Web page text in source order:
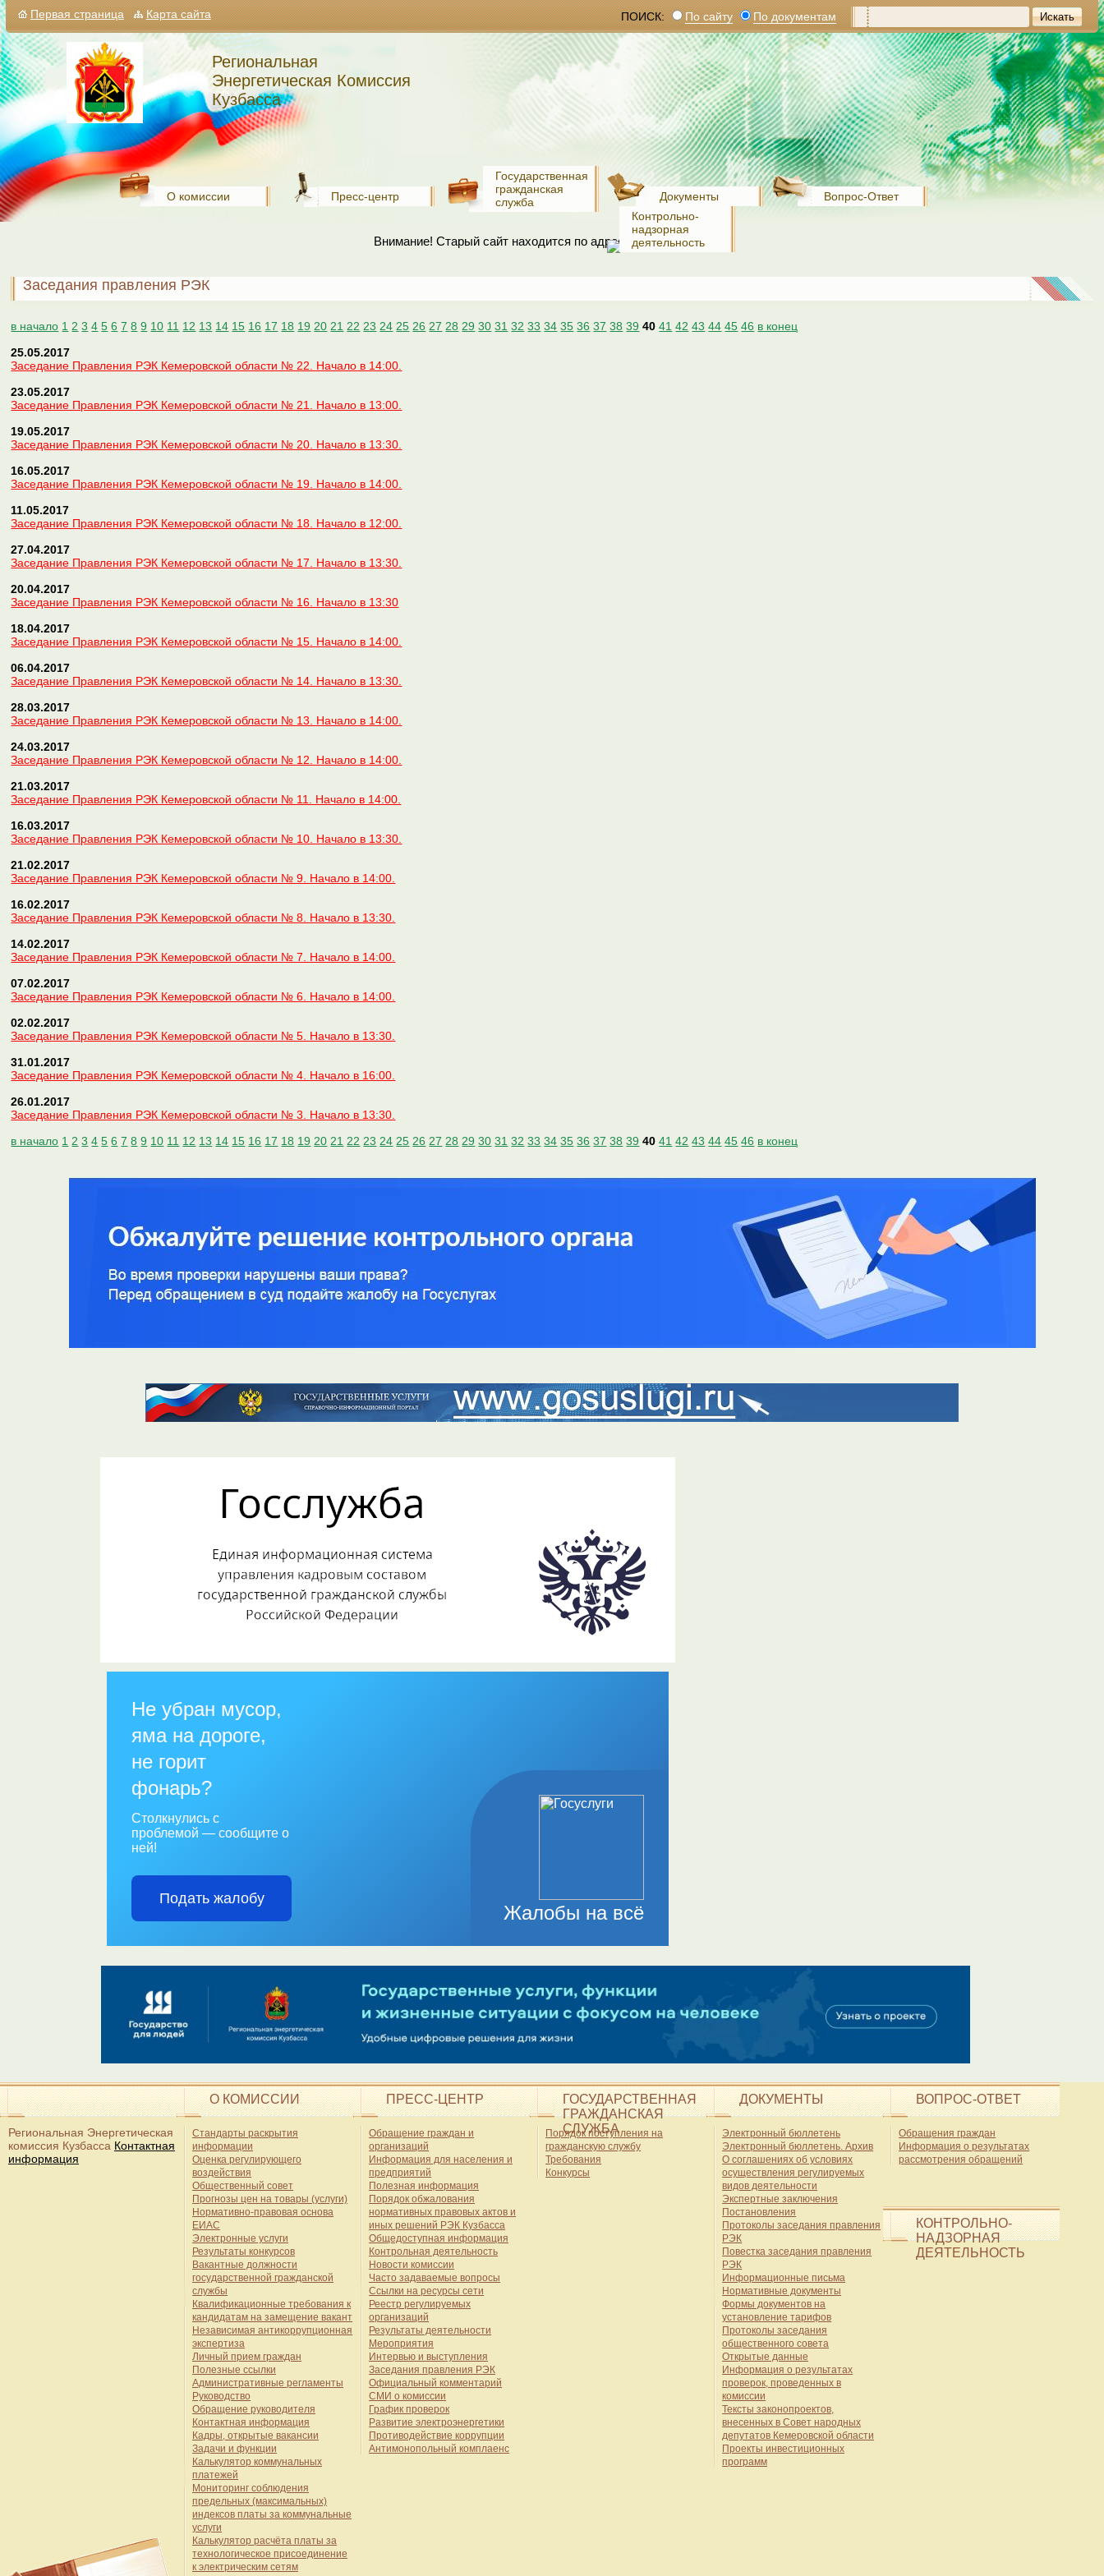
Первая страница Карта сайта ПОИСК: По сайту По документам
Региональная
Энергетическая Комиссия
Кузбасса
О комиссии Пресс-центр
Государственная
гражданская
служба
Документы
Вопрос-Ответ
Контрольно-
надзорная
деятельность
Внимание! Старый сайт находится по адресу:www.old.recko.ru
Заседания правления РЭК
в начало 1 2 3 4 5 6 7 8 9 10 11 12 13 14 15 16 17 18 19 20 21 22 23 24 25 26 27 28 29 30 31 32 33 34 35 36 37 38 39 40 41 42 43 44 45 46 в конец
25.05.2017
Заседание Правления РЭК Кемеровской области № 22. Начало в 14:00.
23.05.2017
Заседание Правления РЭК Кемеровской области № 21. Начало в 13:00.
19.05.2017
Заседание Правления РЭК Кемеровской области № 20. Начало в 13:30.
16.05.2017
Заседание Правления РЭК Кемеровской области № 19. Начало в 14:00.
11.05.2017
Заседание Правления РЭК Кемеровской области № 18. Начало в 12:00.
27.04.2017
Заседание Правления РЭК Кемеровской области № 17. Начало в 13:30.
20.04.2017
Заседание Правления РЭК Кемеровской области № 16. Начало в 13:30
18.04.2017
Заседание Правления РЭК Кемеровской области № 15. Начало в 14:00.
06.04.2017
Заседание Правления РЭК Кемеровской области № 14. Начало в 13:30.
28.03.2017
Заседание Правления РЭК Кемеровской области № 13. Начало в 14:00.
24.03.2017
Заседание Правления РЭК Кемеровской области № 12. Начало в 14:00.
21.03.2017
Заседание Правления РЭК Кемеровской области № 11. Начало в 14:00.
16.03.2017
Заседание Правления РЭК Кемеровской области № 10. Начало в 13:30.
21.02.2017
Заседание Правления РЭК Кемеровской области № 9. Начало в 14:00.
16.02.2017
Заседание Правления РЭК Кемеровской области № 8. Начало в 13:30.
14.02.2017
Заседание Правления РЭК Кемеровской области № 7. Начало в 14:00.
07.02.2017
Заседание Правления РЭК Кемеровской области № 6. Начало в 14:00.
02.02.2017
Заседание Правления РЭК Кемеровской области № 5. Начало в 13:30.
31.01.2017
Заседание Правления РЭК Кемеровской области № 4. Начало в 16:00.
26.01.2017
Заседание Правления РЭК Кемеровской области № 3. Начало в 13:30.
в начало 1 2 3 4 5 6 7 8 9 10 11 12 13 14 15 16 17 18 19 20 21 22 23 24 25 26 27 28 29 30 31 32 33 34 35 36 37 38 39 40 41 42 43 44 45 46 в конец
Региональная Энергетическая
комиссия Кузбасса Контактная
информация
О КОМИССИИ
Стандарты раскрытия
информации
Оценка регулирующего
воздействия
Общественный совет
Прогнозы цен на товары (услуги)
Нормативно-правовая основа
ЕИАС
Электронные услуги
Результаты конкурсов
Вакантные должности
государственной гражданской
службы
Квалификационные требования к
кандидатам на замещение вакант
Независимая антикоррупционная
экспертиза
Личный прием граждан
Полезные ссылки
Административные регламенты
Руководство
Обращение руководителя
Контактная информация
Кадры, открытые вакансии
Задачи и функции
Калькулятор коммунальных
платежей
Мониторинг соблюдения
предельных (максимальных)
индексов платы за коммунальные
услуги
Калькулятор расчёта платы за
технологическое присоединение
к электрическим сетям
ПРЕСС-ЦЕНТР
Обращение граждан и
организаций
Информация для населения и
предприятий
Полезная информация
Порядок обжалования
нормативных правовых актов и
иных решений РЭК Кузбасса
Общедоступная информация
Контрольная деятельность
Новости комиссии
Часто задаваемые вопросы
Ссылки на ресурсы сети
Реестр регулируемых
организаций
Результаты деятельности
Мероприятия
Интервью и выступления
Заседания правления РЭК
Официальный комментарий
СМИ о комиссии
График проверок
Развитие электроэнергетики
Противодействие коррупции
Антимонопольный комплаенс
ГОСУДАРСТВЕННАЯ
ГРАЖДАНСКАЯ
СЛУЖБА
Порядок поступления на
гражданскую службу
Требования
Конкурсы
ДОКУМЕНТЫ
Электронный бюллетень
Электронный бюллетень. Архив
О соглашениях об условиях
осуществления регулируемых
видов деятельности
Экспертные заключения
Постановления
Протоколы заседания правления
РЭК
Повестка заседания правления
РЭК
Информационные письма
Нормативные документы
Формы документов на
установление тарифов
Протоколы заседания
общественного совета
Открытые данные
Информация о результатах
проверок, проведенных в
комиссии
Тексты законопроектов,
внесенных в Совет народных
депутатов Кемеровской области
Проекты инвестиционных
программ
ВОПРОС-ОТВЕТ
Обращения граждан
Информация о результатах
рассмотрения обращений
КОНТРОЛЬНО-
НАДЗОРНАЯ
ДЕЯТЕЛЬНОСТЬ